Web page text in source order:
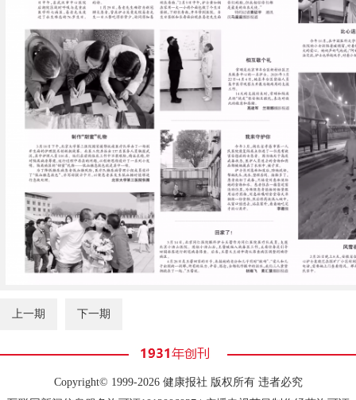
上一期 下一期
Copyright© 1999-2026 健康报社 版权所有 违者必究